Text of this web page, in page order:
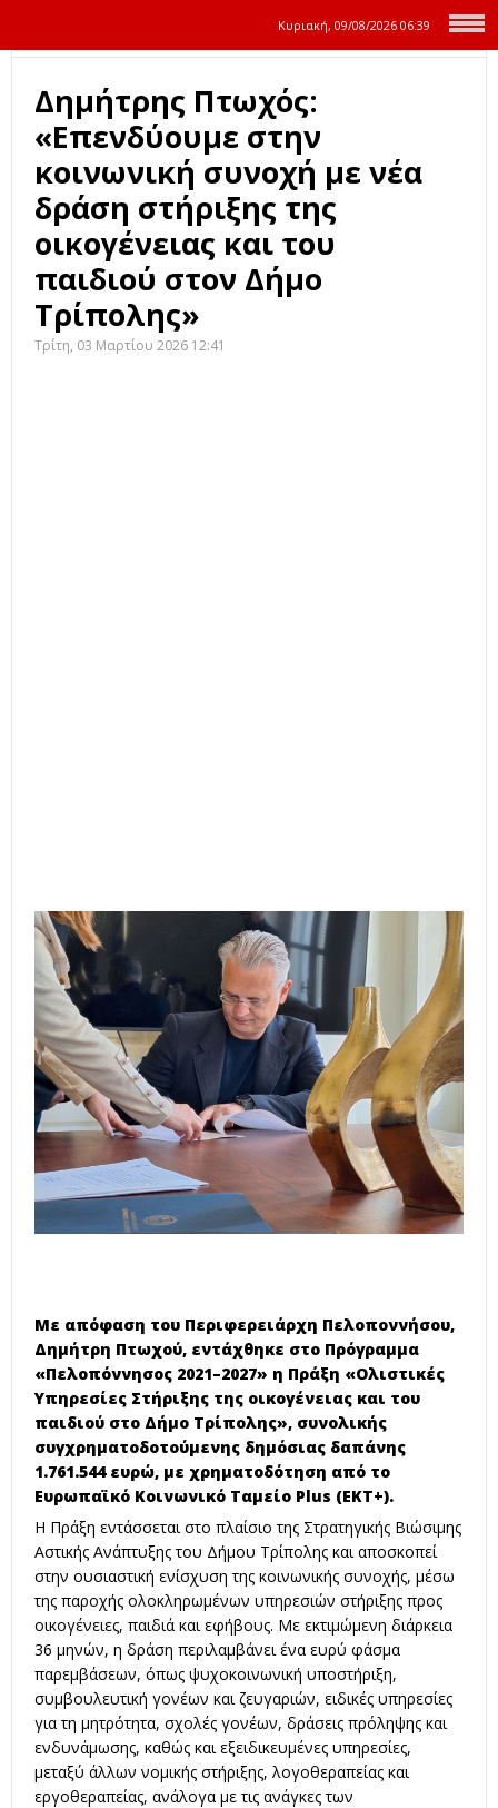
Κυριακή, 09/08/2026 06:39
Δημήτρης Πτωχός:
«Επενδύουμε στην
κοινωνική συνοχή με νέα
δράση στήριξης της
οικογένειας και του
παιδιού στον Δήμο
Τρίπολης»
Τρίτη, 03 Μαρτίου 2026 12:41
Με απόφαση του Περιφερειάρχη Πελοποννήσου,
Δημήτρη Πτωχού, εντάχθηκε στο Πρόγραμμα
«Πελοπόννησος 2021–2027» η Πράξη «Ολιστικές
Υπηρεσίες Στήριξης της οικογένειας και του
παιδιού στο Δήμο Τρίπολης», συνολικής
συγχρηματοδοτούμενης δημόσιας δαπάνης
1.761.544 ευρώ, με χρηματοδότηση από το
Ευρωπαϊκό Κοινωνικό Ταμείο Plus (ΕΚΤ+).
Η Πράξη εντάσσεται στο πλαίσιο της Στρατηγικής Βιώσιμης
Αστικής Ανάπτυξης του Δήμου Τρίπολης και αποσκοπεί
στην ουσιαστική ενίσχυση της κοινωνικής συνοχής, μέσω
της παροχής ολοκληρωμένων υπηρεσιών στήριξης προς
οικογένειες, παιδιά και εφήβους. Με εκτιμώμενη διάρκεια
36 μηνών, η δράση περιλαμβάνει ένα ευρύ φάσμα
παρεμβάσεων, όπως ψυχοκοινωνική υποστήριξη,
συμβουλευτική γονέων και ζευγαριών, ειδικές υπηρεσίες
για τη μητρότητα, σχολές γονέων, δράσεις πρόληψης και
ενδυνάμωσης, καθώς και εξειδικευμένες υπηρεσίες,
μεταξύ άλλων νομικής στήριξης, λογοθεραπείας και
εργοθεραπείας, ανάλογα με τις ανάγκες των